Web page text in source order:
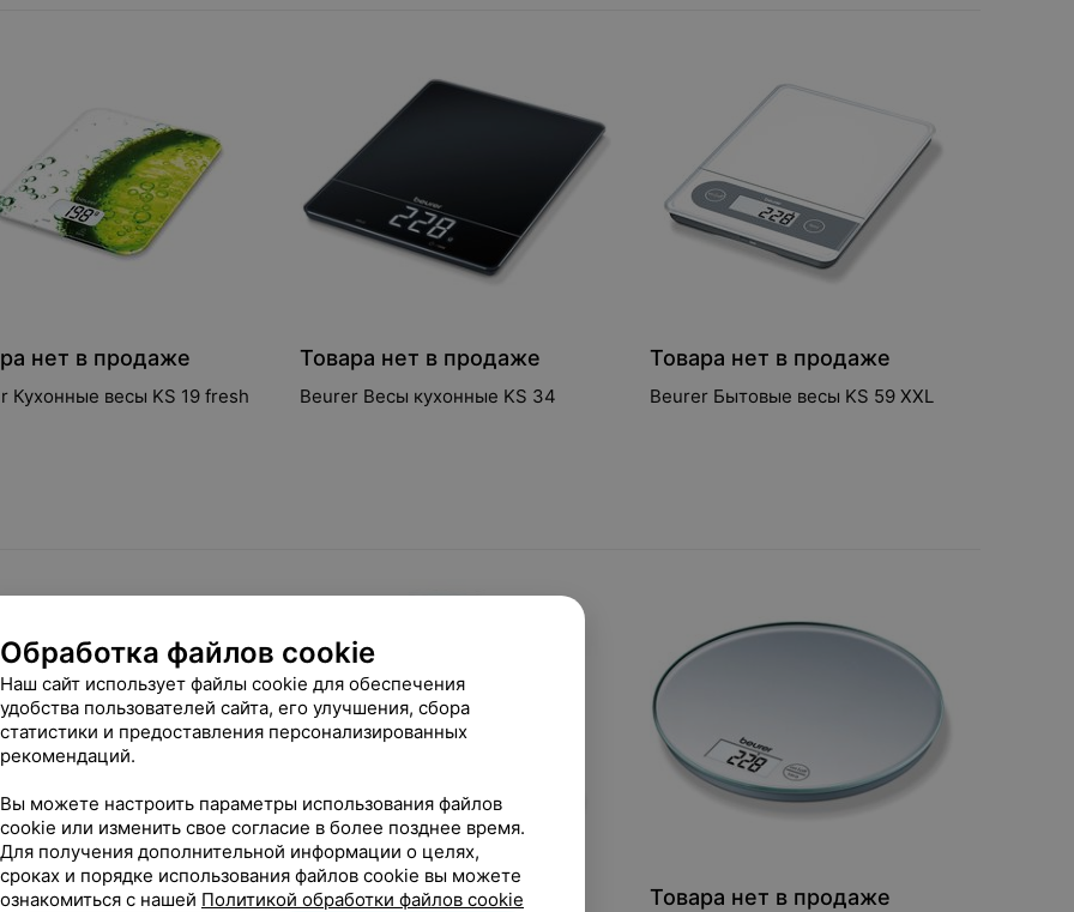
нет в продаже
Beurer Кухонные весы KS 19 fresh
Товара нет в продаже
Beurer Весы кухонные KS 34
Товара нет в продаже
Beurer Бытовые весы KS 59 XXL
нет в продаже Товара нет в продаже Товара нет в продаже
Обработка файлов cookie
Наш сайт использует файлы cookie для обеспечения
удобства пользователей сайта, его улучшения, сбора
статистики и предоставления персонализированных
рекомендаций.
Вы можете настроить параметры использования файлов
cookie или изменить свое согласие в более позднее время.
Для получения дополнительной информации о целях,
сроках и порядке использования файлов cookie вы можете
ознакомиться с нашей Политикой обработки файлов cookie